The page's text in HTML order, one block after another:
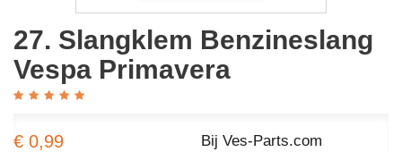
27. Slangklem Benzineslang
Vespa Primavera
€ 0,99 Bij Ves-Parts.com